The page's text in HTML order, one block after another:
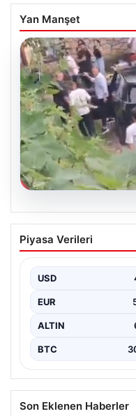
Yan Manşet
07.08.2026
Trabzonlu
Yönelik Sıcak
Salah, bir reklam filmi
Piyasa Verileri
USD
EUR
ALTIN
BTC
Son Eklenen Haberler